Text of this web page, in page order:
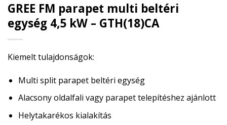
GREE FM parapet multi beltéri
egység 4,5 kW – GTH(18)CA
Kiemelt tulajdonságok:
Multi split parapet beltéri egység
Alacsony oldalfali vagy parapet telepítéshez ajánlott
Helytakarékos kialakítás